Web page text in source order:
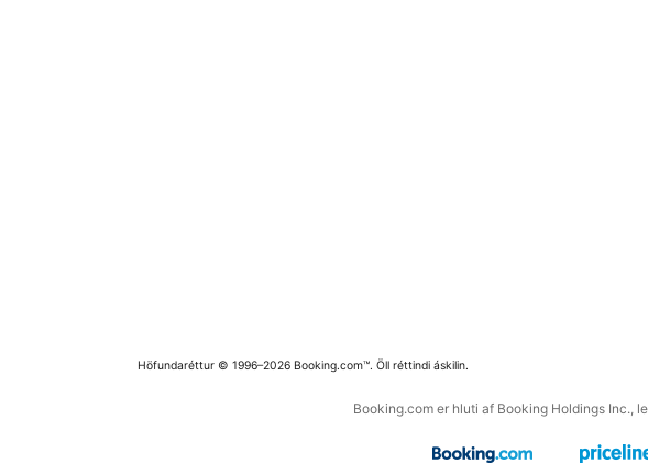
Höfundaréttur © 1996–2026 Booking.com™. Öll réttindi áskilin.
Booking.com er hluti af Booking Holdings Inc.,